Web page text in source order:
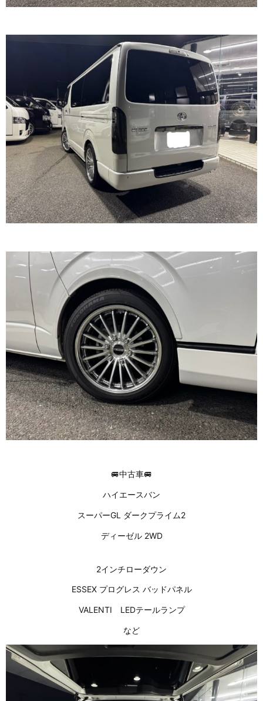
🚐中古車🚐
ハイエースバン
スーパーGL ダークプライム2
ディーゼル 2WD
2インチローダウン
ESSEX プログレス バッドパネル
VALENTI LEDテールランプ
など